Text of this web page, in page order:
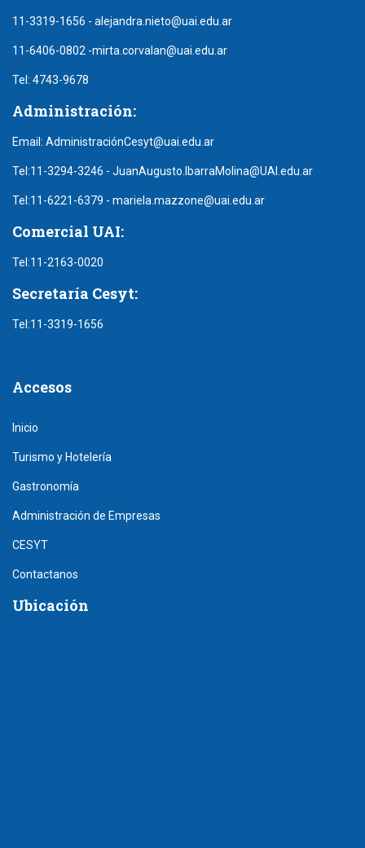
11-3319-1656 - alejandra.nieto@uai.edu.ar
11-6406-0802 -mirta.corvalan@uai.edu.ar
Tel: 4743-9678
Administración:
Email: AdministraciónCesyt@uai.edu.ar
Tel:11-3294-3246 - JuanAugusto.IbarraMolina@UAI.edu.ar
Tel:11-6221-6379 - mariela.mazzone@uai.edu.ar
Comercial UAI:
Tel:11-2163-0020
Secretaría Cesyt:
Tel:11-3319-1656
Accesos
Inicio
Turismo y Hotelería
Gastronomía
Administración de Empresas
CESYT
Contactanos
Ubicación